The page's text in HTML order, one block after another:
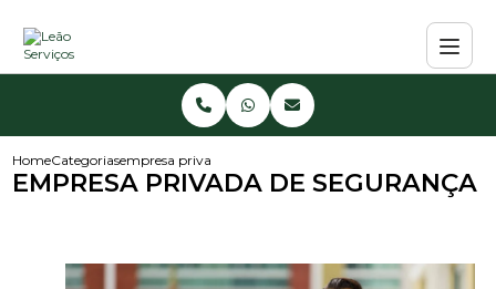
HomeCategoriasempresa privada de seguranca
EMPRESA PRIVADA DE SEGURANÇA